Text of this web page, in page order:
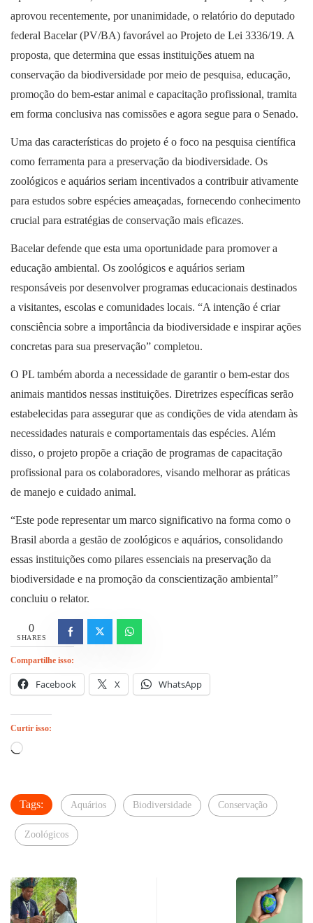
aprovou recentemente, por unanimidade, o relatório do deputado
federal Bacelar (PV/BA) favorável ao Projeto de Lei 3336/19. A
proposta, que determina que essas instituições atuem na
conservação da biodiversidade por meio de pesquisa, educação,
promoção do bem-estar animal e capacitação profissional, tramita
em forma conclusiva nas comissões e agora segue para o Senado.
Uma das características do projeto é o foco na pesquisa científica
como ferramenta para a preservação da biodiversidade. Os
zoológicos e aquários seriam incentivados a contribuir ativamente
para estudos sobre espécies ameaçadas, fornecendo conhecimento
crucial para estratégias de conservação mais eficazes.
Bacelar defende que esta uma oportunidade para promover a
educação ambiental. Os zoológicos e aquários seriam
responsáveis por desenvolver programas educacionais destinados
a visitantes, escolas e comunidades locais. “A intenção é criar
consciência sobre a importância da biodiversidade e inspirar ações
concretas para sua preservação” completou.
O PL também aborda a necessidade de garantir o bem-estar dos
animais mantidos nessas instituições. Diretrizes específicas serão
estabelecidas para assegurar que as condições de vida atendam às
necessidades naturais e comportamentais das espécies. Além
disso, o projeto propõe a criação de programas de capacitação
profissional para os colaboradores, visando melhorar as práticas
de manejo e cuidado animal.
“Este pode representar um marco significativo na forma como o
Brasil aborda a gestão de zoológicos e aquários, consolidando
essas instituições como pilares essenciais na preservação da
biodiversidade e na promoção da conscientização ambiental”
concluiu o relator.
0
SHARES
Compartilhe isso:
Facebook X WhatsApp
Curtir isso:
Carregando...
Tags: Aquários Biodiversidade Conservação
Zoológicos